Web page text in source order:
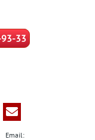
93-33
Email: